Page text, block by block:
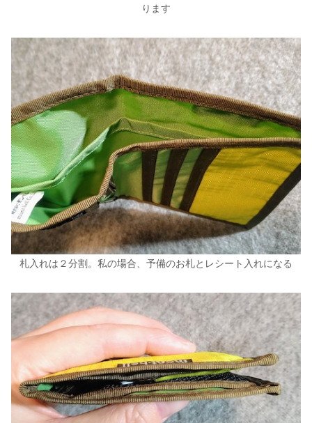
ります
札入れは２分割。私の場合、予備のお札とレシート入れになる